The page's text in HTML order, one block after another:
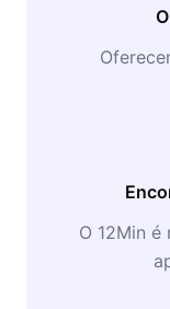
O 12Min